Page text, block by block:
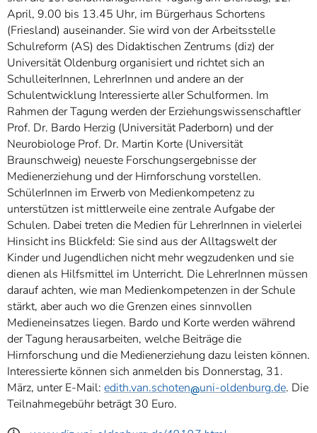
April, 9.00 bis 13.45 Uhr, im Bürgerhaus Schortens
(Friesland) auseinander. Sie wird von der Arbeitsstelle
Schulreform (AS) des Didaktischen Zentrums (diz) der
Universität Oldenburg organisiert und richtet sich an
SchulleiterInnen, LehrerInnen und andere an der
Schulentwicklung Interessierte aller Schulformen. Im
Rahmen der Tagung werden der Erziehungswissenschaftler
Prof. Dr. Bardo Herzig (Universität Paderborn) und der
Neurobiologe Prof. Dr. Martin Korte (Universität
Braunschweig) neueste Forschungsergebnisse der
Medienerziehung und der Hirnforschung vorstellen.
SchülerInnen im Erwerb von Medienkompetenz zu
unterstützen ist mittlerweile eine zentrale Aufgabe der
Schulen. Dabei treten die Medien für LehrerInnen in vielerlei
Hinsicht ins Blickfeld: Sie sind aus der Alltagswelt der
Kinder und Jugendlichen nicht mehr wegzudenken und sie
dienen als Hilfsmittel im Unterricht. Die LehrerInnen müssen
darauf achten, wie man Medienkompetenzen in der Schule
stärkt, aber auch wo die Grenzen eines sinnvollen
Medieneinsatzes liegen. Bardo und Korte werden während
der Tagung herausarbeiten, welche Beiträge die
Hirnforschung und die Medienerziehung dazu leisten können.
Interessierte können sich anmelden bis Donnerstag, 31.
März, unter E-Mail: edith.van.schoten uni-oldenburg.de. Die
Teilnahmegebühr beträgt 30 Euro.